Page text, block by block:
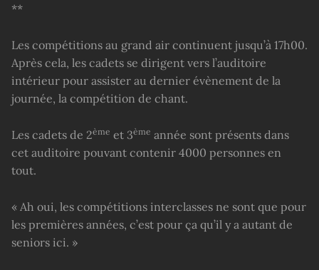
**
Les compétitions au grand air continuent jusqu’à 17h00.
Après cela, les cadets se dirigent vers l’auditoire
intérieur pour assister au dernier évènement de la
journée, la compétition de chant.
Les cadets de 2ème et 3ème année sont présents dans
cet auditoire pouvant contenir 4000 personnes en
tout.
« Ah oui, les compétitions interclasses ne sont que pour
les premières années, c’est pour ça qu’il y a autant de
seniors ici. »